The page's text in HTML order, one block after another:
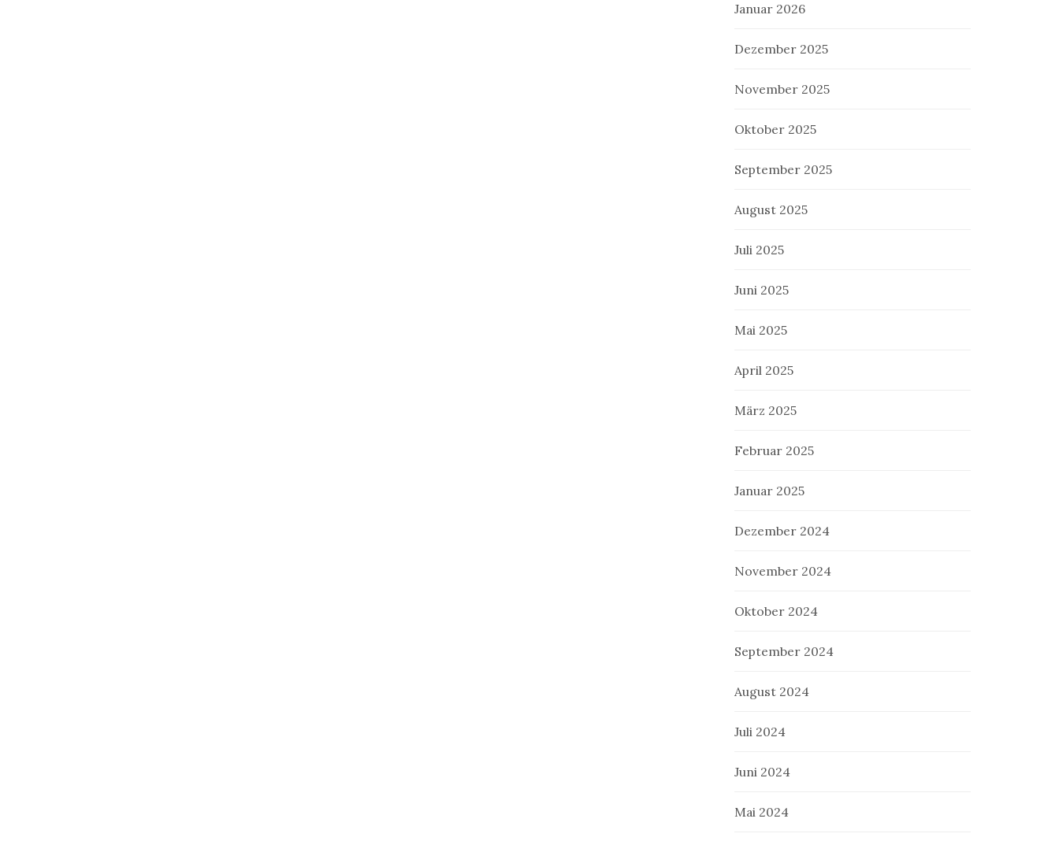
Januar 2026
Dezember 2025
November 2025
Oktober 2025
September 2025
August 2025
Juli 2025
Juni 2025
Mai 2025
April 2025
März 2025
Februar 2025
Januar 2025
Dezember 2024
November 2024
Oktober 2024
September 2024
August 2024
Juli 2024
Juni 2024
Mai 2024